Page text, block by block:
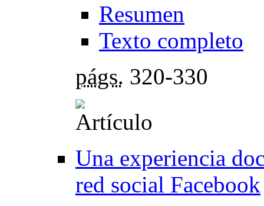
Resumen
Texto completo
págs. 320-330
Una experiencia
red social Facebook